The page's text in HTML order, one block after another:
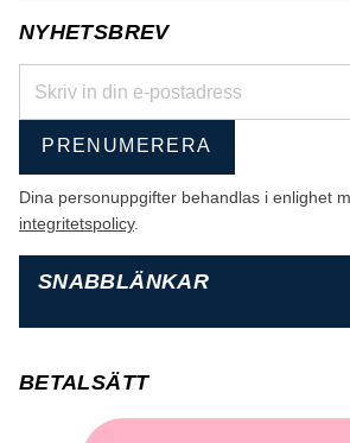
NYHETSBREV
PRENUMERERA
Dina personuppgifter behandlas i enlighet
integritetspolicy.
SNABBLÄNKAR
BETALSÄTT